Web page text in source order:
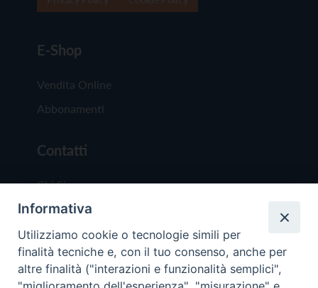
E-Shop
Vendita Online
Abbonamenti
Contatti
Chi Siamo
Redazione
Scrivici
Informativa
Utilizziamo cookie o tecnologie simili per
finalità tecniche e, con il tuo consenso, anche per
altre finalità ("interazioni e funzionalità semplici",